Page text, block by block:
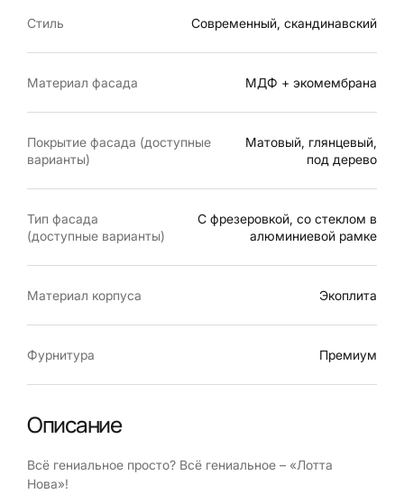
Стиль Современный, скандинавский
Материал фасада МДФ + экомембрана
Покрытие фасада (доступные
варианты)
Матовый, глянцевый,
под дерево
Тип фасада
(доступные варианты)
С фрезеровкой, со стеклом в
алюминиевой рамке
Материал корпуса Экоплита
Фурнитура Премиум
Описание
Всё гениальное просто? Всё гениальное – «Лотта
Нова»!